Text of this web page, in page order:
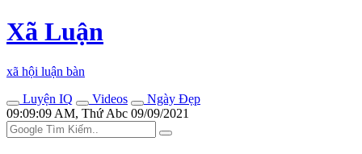
Xã Luận
xã hội luận bàn
Luyện IQ
Videos
Ngày Đẹp
09:09:09 AM, Thứ Abc 09/09/2021